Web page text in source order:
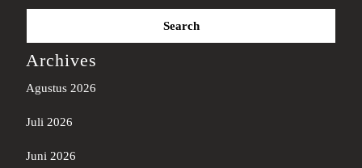
Search
Archives
Agustus 2026
Juli 2026
Juni 2026